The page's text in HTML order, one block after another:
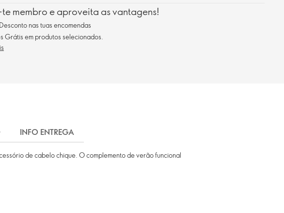
membro e aproveita as vantagens!
nas tuas encomendas
Grátis em produtos selecionados.
INFO ENTREGA
de cabelo chique. O complemento de verão funcional